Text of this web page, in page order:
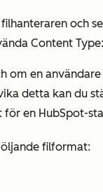
och
Content
om en
detta kan du
för en HubSpot-
filformat: